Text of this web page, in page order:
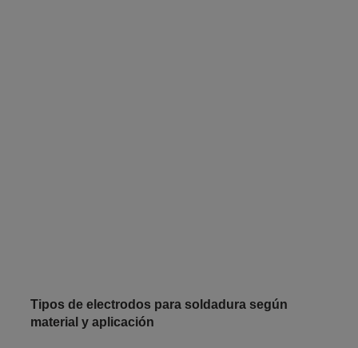
Tipos de electrodos para soldadura según
material y aplicación